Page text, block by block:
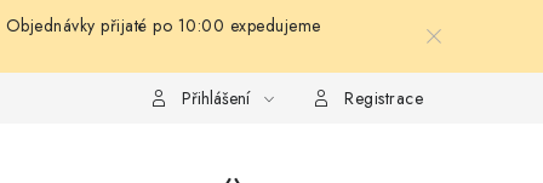
přijaté po 10:00 expedujeme
Splátkový prodej Tabulka velikostí oblečení
Přihlášení Registrace